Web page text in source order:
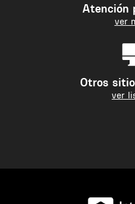
Atención
ver
Otros
ver